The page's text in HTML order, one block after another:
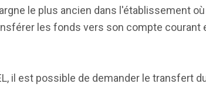
le plus ancien dans l'établissement
les fonds vers son compte courant
il est possible de demander le transfert